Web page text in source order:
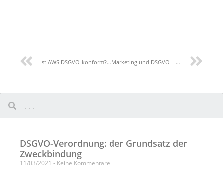
Ist AWS DSGVO-konform? Ist der Cloud-Dienst von Amazon DSGVO-konform? Marketing und DSGVO – 7 Dinge, die Vermarkter wissen müssen
DSGVO-Verordnung: der Grundsatz der
Zweckbindung
11/03/2021 Keine Kommentare